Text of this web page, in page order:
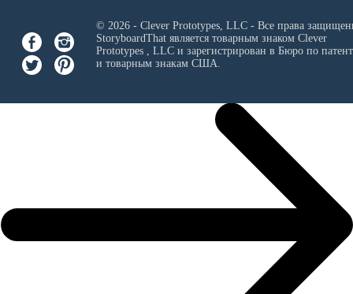
© 2026 - Clever Prototypes, LLC - Все права
StoryboardThat является товарным знаком Clever
Prototypes , LLCи зарегистрирован в Бюро по
и товарным знакам США.